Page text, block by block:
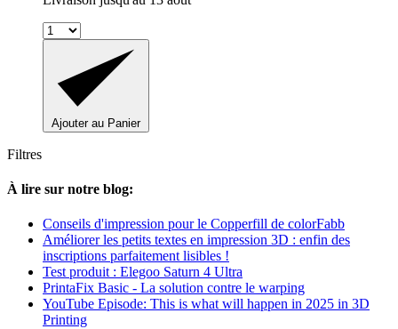
Ajouter au Panier
Filtres
À lire sur notre blog:
Conseils d'impression pour le Copperfill de colorFabb
Améliorer les petits textes en impression 3D : enfin des
inscriptions parfaitement lisibles !
Test produit : Elegoo Saturn 4 Ultra
PrintaFix Basic - La solution contre le warping
YouTube Episode: This is what will happen in 2025 in 3D
Printing